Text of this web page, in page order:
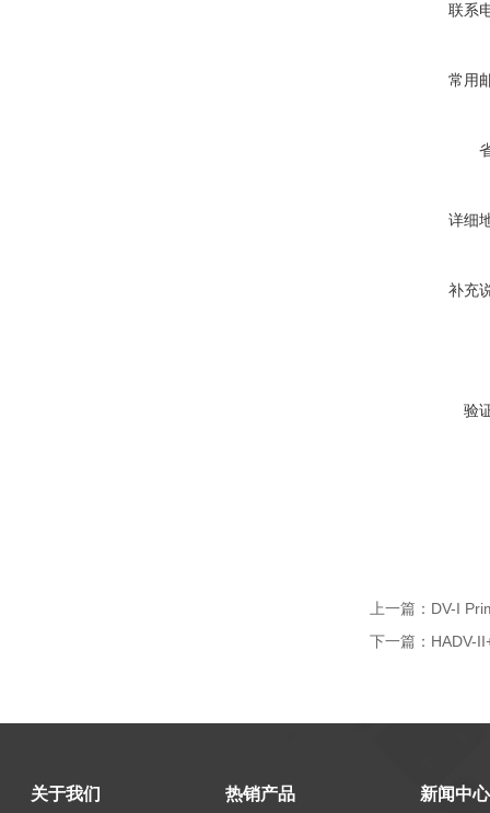
联系
常用
详细
补充
验
上一篇： DV-I
下一篇： HADV-
关于我们 热销产品 新闻中心